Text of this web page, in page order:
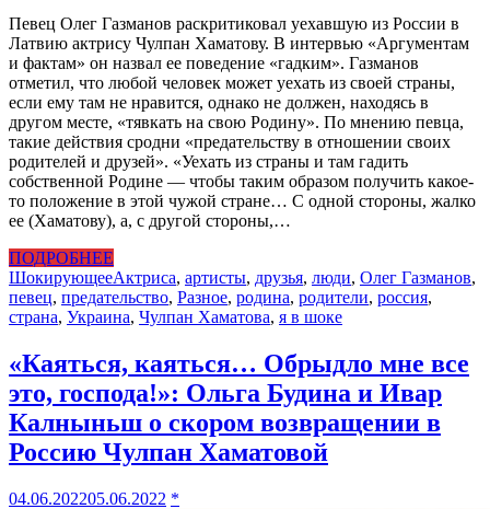
Певец Олег Газманов раскритиковал уехавшую из России в
Латвию актрису Чулпан Хаматову. В интервью «Аргументам
и фактам» он назвал ее поведение «гадким». Газманов
отметил, что любой человек может уехать из своей страны,
если ему там не нравится, однако не должен, находясь в
другом месте, «тявкать на свою Родину». По мнению певца,
такие действия сродни «предательству в отношении своих
родителей и друзей». «Уехать из страны и там гадить
собственной Родине — чтобы таким образом получить какое-
то положение в этой чужой стране… С одной стороны, жалко
ее (Хаматову), а, с другой стороны,…
ПОДРОБНЕЕ
ШокирующееАктриса, артисты, друзья, люди, Олег Газманов,
певец, предательство, Разное, родина, родители, россия,
страна, Украина, Чулпан Хаматова, я в шоке
«Каяться, каяться… Обрыдло мне все
это, господа!»: Ольга Будина и Ивар
Калныньш о скором возвращении в
Россию Чулпан Хаматовой
04.06.202205.06.2022 *